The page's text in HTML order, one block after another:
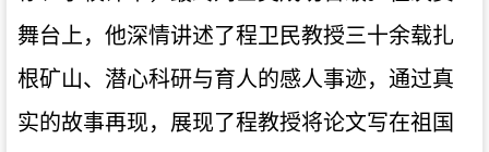
舞台上，他深情讲述了程卫民教授三十余载扎
根矿山、潜心科研与育人的感人事迹，通过真
实的故事再现，展现了程教授将论文写在祖国